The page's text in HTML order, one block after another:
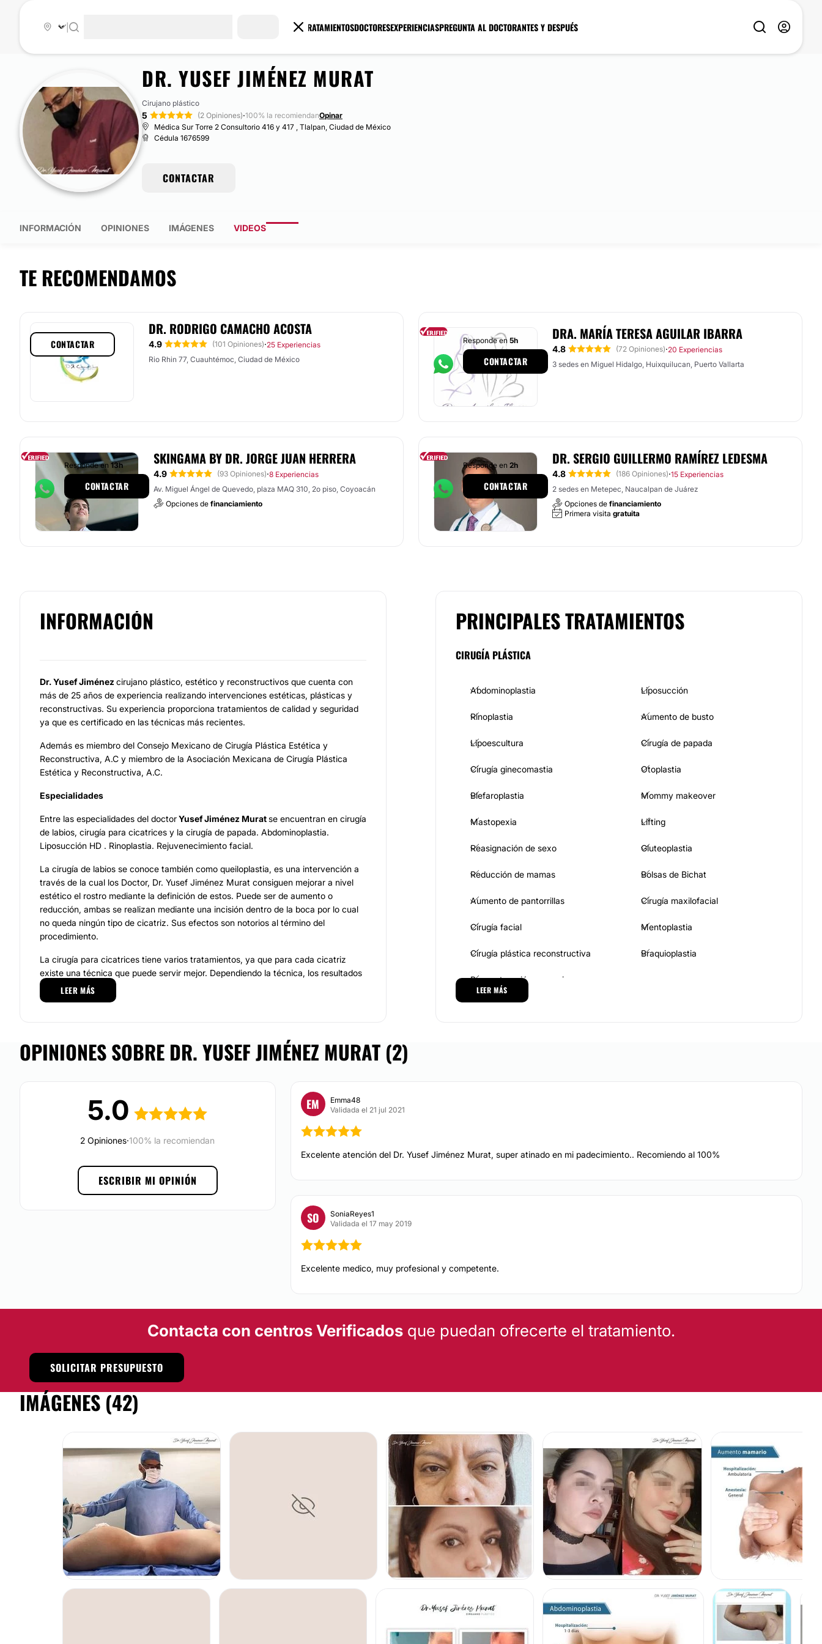
TRATAMIENTOSDOCTORESEXPERIENCIASPREGUNTA AL DOCTORANTES Y DESPUÉS
DR. YUSEF JIMÉNEZ MURAT
Cirujano plástico
5 (2 Opiniones)·100% la recomiendanOpinar
Médica Sur Torre 2 Consultorio 416 y 417 , Tlalpan, Ciudad de México
Cédula 1676599
CONTACTAR
INFORMACIÓN OPINIONES IMÁGENES VIDEOS
TE RECOMENDAMOS
DR. RODRIGO CAMACHO ACOSTA
4.9 (101 Opiniones)·25 Experiencias
Rio Rhin 77, Cuauhtémoc, Ciudad de México
CONTACTAR
DRA. MARÍA TERESA AGUILAR IBARRA
4.8 (72 Opiniones)·20 Experiencias
3 sedes en Miguel Hidalgo, Huixquilucan, Puerto Vallarta
Responde en 5h
CONTACTAR
SKINGAMA BY DR. JORGE JUAN HERRERA
4.9 (93 Opiniones)·8 Experiencias
Av. Miguel Ángel de Quevedo, plaza MAQ 310, 2o piso, Coyoacán
Opciones de financiamiento
Responde en 13h
CONTACTAR
DR. SERGIO GUILLERMO RAMÍREZ LEDESMA
4.8 (186 Opiniones)·15 Experiencias
2 sedes en Metepec, Naucalpan de Juárez
Opciones de financiamiento
Primera visita gratuita
Responde en 2h
CONTACTAR
INFORMACIÓN
Dr. Yusef Jiménez cirujano plástico, estético y reconstructivos que cuenta con
más de 25 años de experiencia realizando intervenciones estéticas, plásticas y
reconstructivas. Su experiencia proporciona tratamientos de calidad y seguridad
ya que es certificado en las técnicas más recientes.
Además es miembro del Consejo Mexicano de Cirugía Plástica Estética y
Reconstructiva, A.C y miembro de la Asociación Mexicana de Cirugía Plástica
Estética y Reconstructiva, A.C.
Especialidades
Entre las especialidades del doctorYusef Jiménez Muratse encuentran en cirugía
de labios, cirugía para cicatrices y la cirugía de papada. Abdominoplastia.
Liposucción HD . Rinoplastia. Rejuvenecimiento facial.
La cirugía de labios se conoce también como queiloplastia, es una intervención a
través de la cual los Doctor, Dr. Yusef Jiménez Murat consiguen mejorar a nivel
estético el rostro mediante la definición de estos. Puede ser de aumento o
reducción, ambas se realizan mediante una incisión dentro de la boca por lo cual
no queda ningún tipo de cicatriz. Sus efectos son notorios al término del
procedimiento.
La cirugía para cicatrices tiene varios tratamientos, ya que para cada cicatriz
existe una técnica que puede servir mejor. Dependiendo la técnica, los resultados
se notan más rápido o un poco más lento, pueden ser a partir de unas semanas o
unos cuantos meses. El doctor
La cirugía de papada es un procedimiento que elimina la grasa del cuello, mejora la
autoestima del paciente, incrementa la estética del cuello y cara, se realiza de
doctor Yusef Jiménez Murat cuenta con la experiencia para realizar esta
intervención adecuadamente.
ofrece su experiencia y profesionalismo en tratamientos de
cirugía
plástica, estética y reconstructiva en la Ciudad de México.
Posibilidad de videoconsulta:
LEER MÁS
PRINCIPALES TRATAMIENTOS
CIRUGÍA PLÁSTICA
Abdominoplastia Liposucción
Rinoplastia Aumento de busto
Lipoescultura Cirugía de papada
Cirugía ginecomastia Otoplastia
Blefaroplastia Mommy makeover
Mastopexia Lifting
Reasignación de sexo Gluteoplastia
Reducción de mamas Bolsas de Bichat
Aumento de pantorrillas Cirugía maxilofacial
Cirugía facial Mentoplastia
Cirugía plástica reconstructiva Braquioplastia
Reconstrucción mamaria
LEER MÁS
OPINIONES SOBRE DR. YUSEF JIMÉNEZ MURAT (2)
5.0
2 Opiniones·100% la recomiendan
ESCRIBIR MI OPINIÓN
EM
Emma48
Validada el 21 jul 2021
Excelente atención del Dr. Yusef Jiménez Murat, super atinado en mi padecimiento.. Recomiendo al 100%
SO
SoniaReyes1
Validada el 17 may 2019
Excelente medico, muy profesional y competente.
Contacta con centros Verificadosque puedan ofrecerte el tratamiento.
SOLICITAR PRESUPUESTO
IMÁGENES (42)